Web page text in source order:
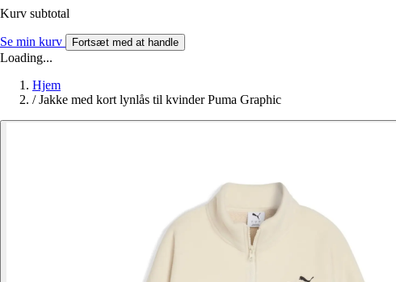
Kurv subtotal
Se min kurv Fortsæt med at handle
Loading...
Hjem
/ Jakke med kort lynlås til kvinder Puma Graphic